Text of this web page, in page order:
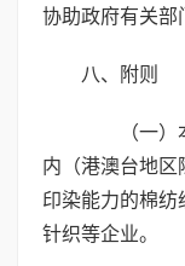
协助政府有关部
八、附则
（一）本
内（港澳台地区
印染能力的棉纺
针织等企业。